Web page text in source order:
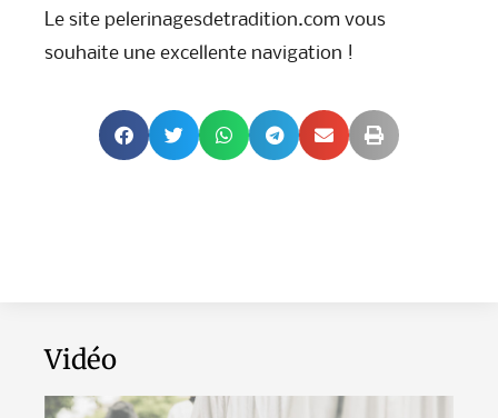
Le site pelerinagesdetradition.com vous
souhaite une excellente navigation !
Vidéo